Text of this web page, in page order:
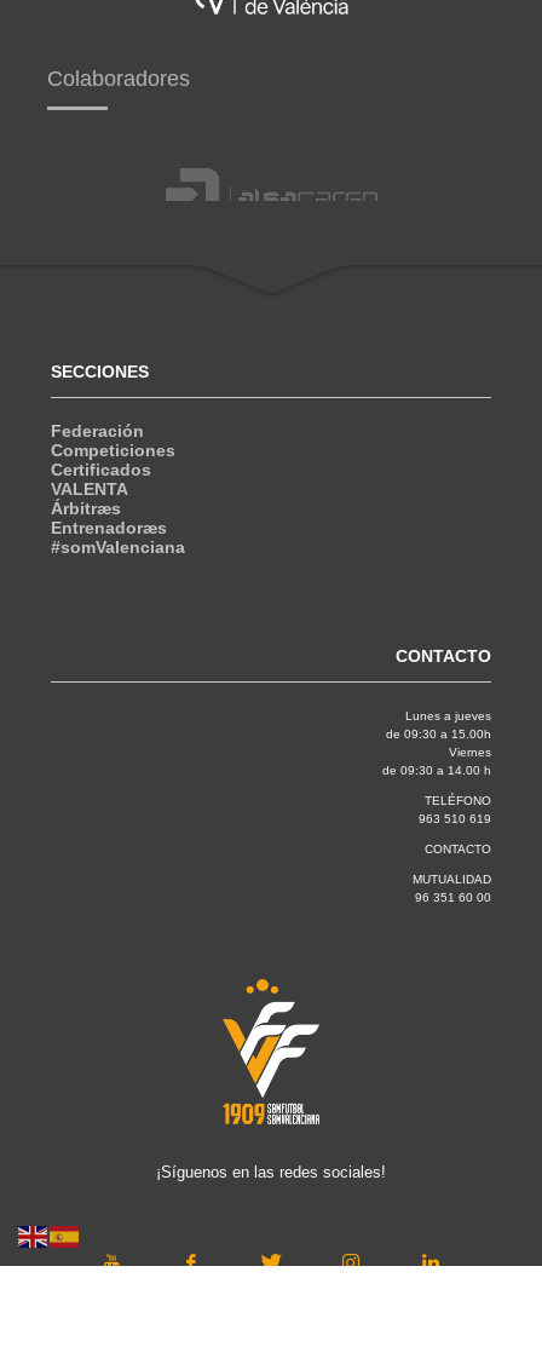
Colaboradores
SECCIONES
Federación
Competiciones
Certificados
VALENTA
Árbitræs
Entrenadoræs
#somValenciana
CONTACTO
Lunes a jueves
de 09:30 a 15.00h
Viernes
de 09:30 a 14.00 h
TELÉFONO
963 510 619
CONTACTO
MUTUALIDAD
96 351 60 00
¡Síguenos en las redes sociales!